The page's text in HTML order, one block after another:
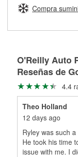
Más información
medirán tus
ser rectificados
partes de
Compra
O'Reilly Auto
Reseñas de
4.4
Theo Holland
12 days ago
Ryley was such
He took his time
issue with me. I